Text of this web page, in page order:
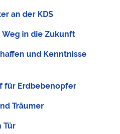
an der KDS
Weg in die Zukunft
und Kenntnisse
für Erdbebenopfer
Träumer
Tür